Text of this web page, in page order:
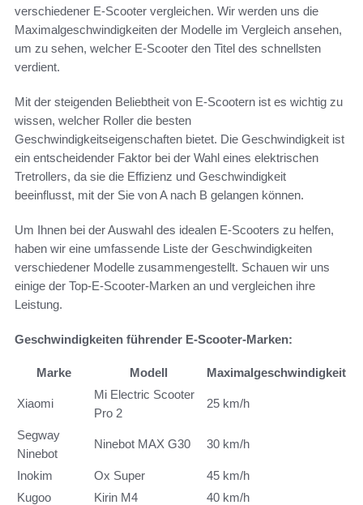
verschiedener E-Scooter vergleichen. Wir werden uns die
Maximalgeschwindigkeiten der Modelle im Vergleich ansehen,
um zu sehen, welcher E-Scooter den Titel des schnellsten
verdient.
Mit der steigenden Beliebtheit von E-Scootern ist es wichtig zu
wissen, welcher Roller die besten
Geschwindigkeitseigenschaften bietet. Die Geschwindigkeit ist
ein entscheidender Faktor bei der Wahl eines elektrischen
Tretrollers, da sie die Effizienz und Geschwindigkeit
beeinflusst, mit der Sie von A nach B gelangen können.
Um Ihnen bei der Auswahl des idealen E-Scooters zu helfen,
haben wir eine umfassende Liste der Geschwindigkeiten
verschiedener Modelle zusammengestellt. Schauen wir uns
einige der Top-E-Scooter-Marken an und vergleichen ihre
Leistung.
Geschwindigkeiten führender E-Scooter-Marken:
Marke Modell Maximalgeschwindigkeit
Xiaomi
Mi Electric Scooter
Pro 2
25 km/h
Segway
Ninebot
Ninebot MAX G30 30 km/h
Inokim Ox Super
45 km/h
Kugoo
Kirin M4 40 km/h